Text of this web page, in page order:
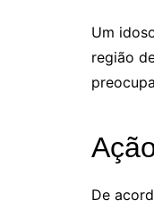
Um
região
De